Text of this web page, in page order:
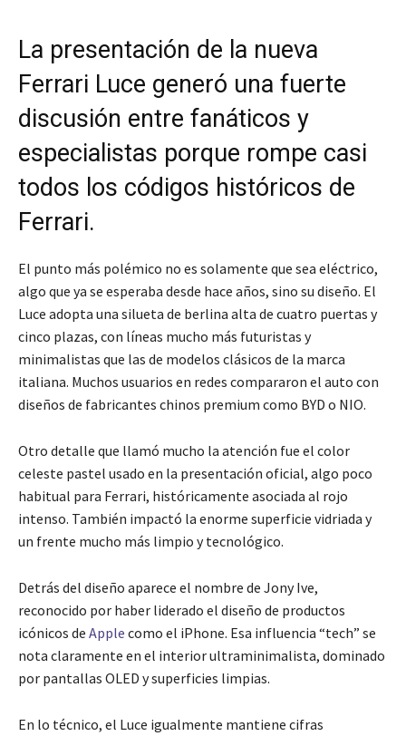
La presentación de la nueva
Ferrari Luce generó una fuerte
discusión entre fanáticos y
especialistas porque rompe casi
todos los códigos históricos de
Ferrari.
El punto más polémico no es solamente que sea eléctrico,
algo que ya se esperaba desde hace años, sino su diseño. El
Luce adopta una silueta de berlina alta de cuatro puertas y
cinco plazas, con líneas mucho más futuristas y
minimalistas que las de modelos clásicos de la marca
italiana. Muchos usuarios en redes compararon el auto con
diseños de fabricantes chinos premium como BYD o NIO.
Otro detalle que llamó mucho la atención fue el color
celeste pastel usado en la presentación oficial, algo poco
habitual para Ferrari, históricamente asociada al rojo
intenso. También impactó la enorme superficie vidriada y
un frente mucho más limpio y tecnológico.
Detrás del diseño aparece el nombre de Jony Ive,
reconocido por haber liderado el diseño de productos
icónicos de Apple como el iPhone. Esa influencia “tech” se
nota claramente en el interior ultraminimalista, dominado
por pantallas OLED y superficies limpias.
En lo técnico, el Luce igualmente mantiene cifras